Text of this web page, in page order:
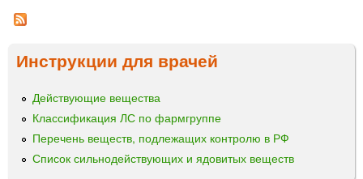
е
а
р
а
с
н
цИнструкции для врачей
Действующие вещества
Классификация ЛС по фармгруппе
Перечень веществ, подлежащих контролю в РФ
Список сильнодействующих и ядовитых веществ